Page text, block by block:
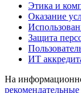
Этика и
Оказание
Защита
ИТ
На